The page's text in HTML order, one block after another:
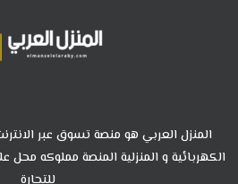
المنزل العربي هو منصة تسوق عبر
الكهربائية و المنزلية المنصة مملوكه